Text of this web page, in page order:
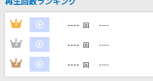
家族や友達と一緒に！練習にも！
1 ---- 回 ----
2 ---- 回 ----
3 ---- 回 ----